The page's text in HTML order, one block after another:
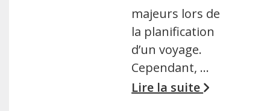
majeurs lors de
la planification
d’un voyage.
Cependant, …
Lire la suite